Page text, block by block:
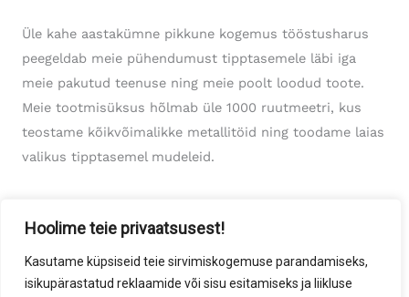
Hoolime teie privaatsusest!
Kasutame küpsiseid teie sirvimiskogemuse parandamiseks,
isikupärastatud reklaamide või sisu esitamiseks ja liikluse
Üle kahe aastakümne pikkune kogemus tööstusharus
peegeldab meie pühendumust tipptasemele läbi iga
meie pakutud teenuse ning meie poolt loodud toote.
Meie tootmisüksus hõlmab üle 1000 ruutmeetri, kus
teostame kõikvõimalikke metallitöid ning toodame laias
valikus tipptasemel mudeleid.
MEIE TOOTED